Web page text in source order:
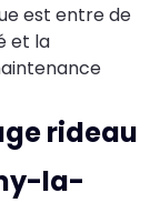
est entre de
et la
rideau
la-